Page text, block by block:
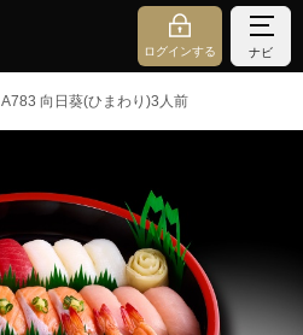
ログインする ナビ
A783 向日葵(ひまわり)3人前